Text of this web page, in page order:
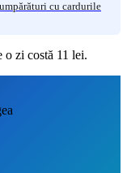
cu cardurile
o zi costă 11 lei.